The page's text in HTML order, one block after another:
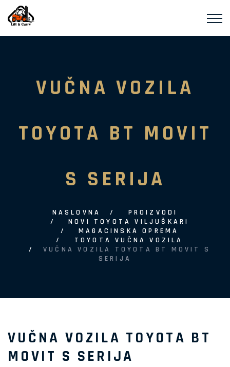
VUČNA VOZILA
TOYOTA BT MOVIT
S SERIJA
NASLOVNA
PROIZVODI
NOVI TOYOTA VILJUŠKARI
MAGACINSKA OPREMA
TOYOTA VUČNA VOZILA
VUČNA VOZILA TOYOTA BT MOVIT S
SERIJA
VUČNA VOZILA TOYOTA BT
MOVIT S SERIJA